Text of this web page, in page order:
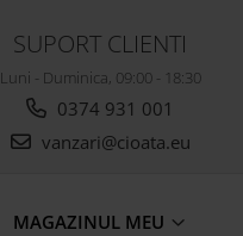
SUPORT CLIENTI
Luni - Duminica, 09:00 - 18:30
0374 931 001
vanzari@cioata.eu
MAGAZINUL MEU